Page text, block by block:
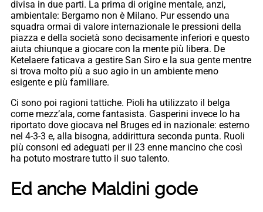
divisa in due parti. La prima di origine mentale, anzi,
ambientale: Bergamo non è Milano. Pur essendo una
squadra ormai di valore internazionale le pressioni della
piazza e della società sono decisamente inferiori e questo
aiuta chiunque a giocare con la mente più libera. De
Ketelaere faticava a gestire San Siro e la sua gente mentre
si trova molto più a suo agio in un ambiente meno
esigente e più familiare.
Ci sono poi ragioni tattiche. Pioli ha utilizzato il belga
come mezz’ala, come fantasista. Gasperini invece lo ha
riportato dove giocava nel Bruges ed in nazionale: esterno
nel 4-3-3 e, alla bisogna, addirittura seconda punta. Ruoli
più consoni ed adeguati per il 23 enne mancino che così
ha potuto mostrare tutto il suo talento.
Ed anche Maldini gode